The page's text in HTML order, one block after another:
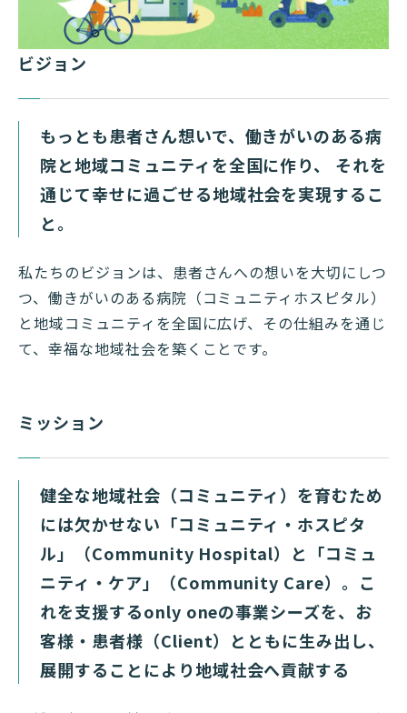
ビジョン
もっとも患者さん想いで、働きがいのある病
院と地域コミュニティを全国に作り、
それを
通じて幸せに過ごせる地域社会を実現するこ
と。
私たちのビジョンは、患者さんへの想いを大切にしつ
つ、働きがいのある病院（コミュニティホスピタル）
と地域コミュニティを全国に広げ、その仕組みを通じ
て、幸福な地域社会を築くことです。
ミッション
健全な地域社会（コミュニティ）を育むため
には欠かせない「コミュニティ・ホスピタ
ル」（Community Hospital）と「コミュ
ニティ・ケア」（Community Care）。こ
れを支援するonly oneの事業シーズを、お
客様・患者様（Client）とともに生み出し、
展開することにより地域社会へ貢献する